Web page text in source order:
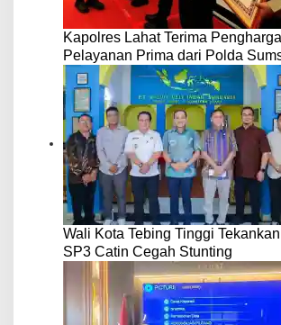
Kapolres Lahat Terima
Pelayanan Prima dari Polda
Wali Kota Tebing Tinggi
SP3 Catin Cegah Stunting